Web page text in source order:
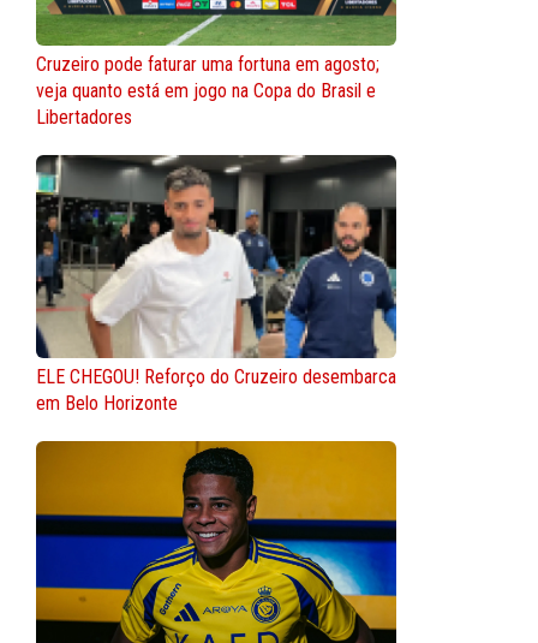
Cruzeiro pode faturar uma fortuna em agosto;
veja quanto está em jogo na Copa do Brasil e
Libertadores
ELE CHEGOU! Reforço do Cruzeiro desembarca
em Belo Horizonte